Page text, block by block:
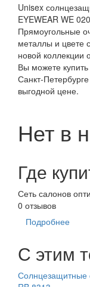
Unisex
EYEWEAR WE
Прямоугольные
металлы и цвете
новой коллекции
Вы можете
Санкт-
выгодной цене.
Нет в
Где
Сеть салонов
0 отзывов
Подробнее
С этим
Солнцезащитные